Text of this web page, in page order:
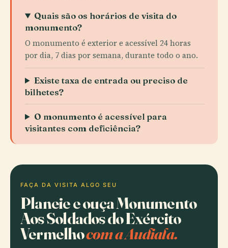
Quais são os horários de visita do
monumento?
O monumento é exterior e acessível 24 horas
por dia, 7 dias por semana, durante todo o ano.
Existe taxa de entrada ou preciso de
bilhetes?
O monumento é acessível para
visitantes com deficiência?
FAÇA DA VISITA ALGO SEU
Planeie e ouça Monumento
Aos Soldados do Exército
Vermelhocom a Audiala.